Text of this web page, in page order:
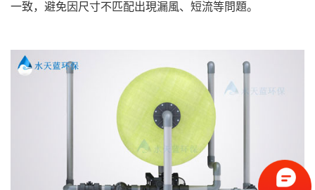
一致，避免因尺寸不匹配出現漏風、短流等問題。